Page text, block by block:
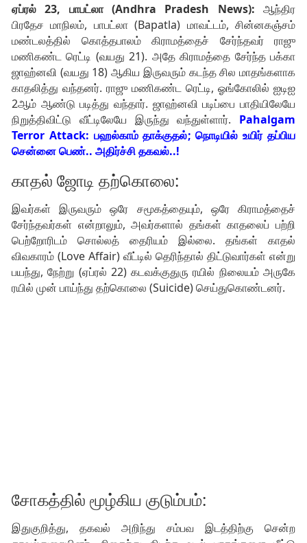
ஏப்ரல் 23, பாபட்லா (Andhra Pradesh News): ஆந்திர
பிரதேச மாநிலம், பாபட்லா (Bapatla) மாவட்டம், சின்னகஞ்சம்
மண்டலத்தில் கொத்தபாலம் கிராமத்தைச் சேர்ந்தவர் ராஜு
மணிகண்ட ரெட்டி (வயது 21). அதே கிராமத்தை சேர்ந்த பக்கா
ஜாஹ்னவி (வயது 18) ஆகிய இருவரும் கடந்த சில மாதங்களாக
காதலித்து வந்தனர். ராஜு மணிகண்ட ரெட்டி, ஓங்கோலில் ஐடிஐ
2ஆம் ஆண்டு படித்து வந்தார். ஜாஹ்னவி படிப்பை பாதியிலேயே
நிறுத்திவிட்டு வீட்டிலேயே இருந்து வந்துள்ளார். Pahalgam
Terror Attack: பஹல்காம் தாக்குதல்; நொடியில் உயிர் தப்பிய
சென்னை பெண்.. அதிர்ச்சி தகவல்..!
காதல் ஜோடி தற்கொலை:
இவர்கள் இருவரும் ஒரே சமூகத்தையும், ஒரே கிராமத்தைச்
சேர்ந்தவர்கள் என்றாலும், அவர்களால் தங்கள் காதலைப் பற்றி
பெற்றோரிடம் சொல்லத் தைரியம் இல்லை. தங்கள் காதல்
விவகாரம் (Love Affair) வீட்டில் தெரிந்தால் திட்டுவார்கள் என்று
பயந்து, நேற்று (ஏப்ரல் 22) கடவக்குதுரு ரயில் நிலையம் அருகே
ரயில் முன் பாய்ந்து தற்கொலை (Suicide) செய்துகொண்டனர்.
சோகத்தில் மூழ்கிய குடும்பம்:
இதுகுறித்து, தகவல் அறிந்து சம்பவ இடத்திற்கு சென்ற